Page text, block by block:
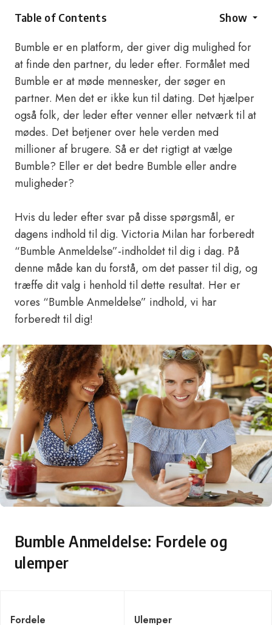
Table of Contents Show
Bumble er en platform, der giver dig mulighed for
at finde den partner, du leder efter. Formålet med
Bumble er at møde mennesker, der søger en
partner. Men det er ikke kun til dating. Det hjælper
også folk, der leder efter venner eller netværk til at
mødes. Det betjener over hele verden med
millioner af brugere. Så er det rigtigt at vælge
Bumble? Eller er det bedre Bumble eller andre
muligheder?
Hvis du leder efter svar på disse spørgsmål, er
dagens indhold til dig. Victoria Milan har forberedt
“Bumble Anmeldelse”-indholdet til dig i dag. På
denne måde kan du forstå, om det passer til dig, og
træffe dit valg i henhold til dette resultat. Her er
vores “Bumble Anmeldelse” indhold, vi har
forberedt til dig!
Bumble Anmeldelse: Fordele og
ulemper
Fordele Ulemper